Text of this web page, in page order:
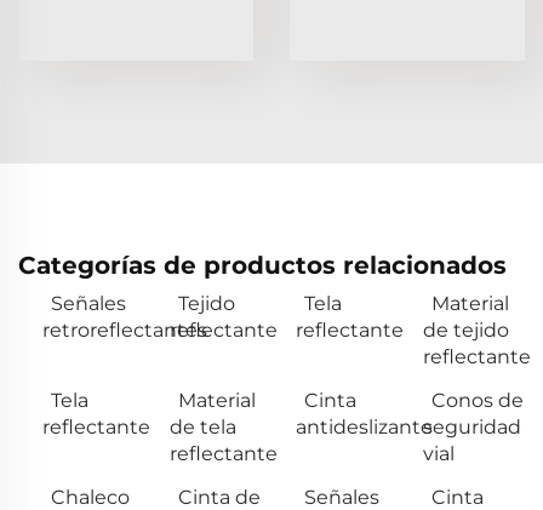
Categorías de productos relacionados
Señales
retroreflectantes
Tejido
reflectante
Tela
reflectante
Material
de tejido
reflectante
Tela
reflectante
Material
de tela
reflectante
Cinta
antideslizante
Conos de
seguridad
vial
Chaleco
Cinta de
Señales
Cinta